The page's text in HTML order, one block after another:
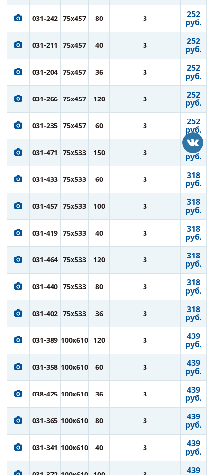
031-242 75x457 80 3 252
руб.
031-211 75x457 40 3 252
руб.
031-204 75x457 36 3 252
руб.
031-266 75x457 120 3 252
руб.
031-235 75x457 60 3 252
руб.
031-471 75x533 150 3 318
руб.
031-433 75x533 60 3 318
руб.
031-457 75x533 100 3 318
руб.
031-419 75x533 40 3 318
руб.
031-464 75x533 120 3 318
руб.
031-440 75x533 80 3 318
руб.
031-402 75x533 36 3 318
руб.
031-389 100x610 120 3 439
руб.
031-358 100x610 60 3 439
руб.
038-425 100x610 36 3 439
руб.
031-365 100x610 80 3 439
руб.
031-341 100x610 40 3 439
руб.
439